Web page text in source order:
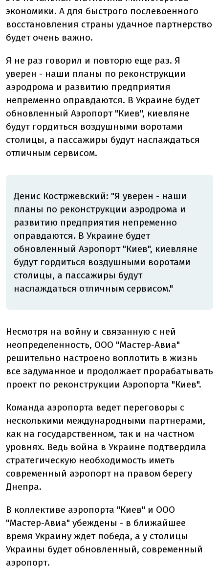
экономики. А для быстрого послевоенного
восстановления страны удачное партнерство
будет очень важно.
Я не раз говорил и повторю еще раз. Я
уверен - наши планы по реконструкции
аэродрома и развитию предприятия
непременно оправдаются. В Украине будет
обновленный Аэропорт "Киев", киевляне
будут гордиться воздушными воротами
столицы, а пассажиры будут наслаждаться
отличным сервисом.
Денис Костржевский: "Я уверен - наши
планы по реконструкции аэродрома и
развитию предприятия непременно
оправдаются. В Украине будет
обновленный Аэропорт "Киев", киевляне
будут гордиться воздушными воротами
столицы, а пассажиры будут
наслаждаться отличным сервисом."
Несмотря на войну и связанную с ней
неопределенность, ООО "Мастер-Авиа"
решительно настроено воплотить в жизнь
все задуманное и продолжает прорабатывать
проект по реконструкции Аэропорта "Киев".
Команда аэропорта ведет переговоры с
несколькими международными партнерами,
как на государственном, так и на частном
уровнях. Ведь война в Украине подтвердила
стратегическую необходимость иметь
современный аэропорт на правом берегу
Днепра.
В коллективе аэропорта "Киев" и ООО
"Мастер-Авиа" убеждены - в ближайшее
время Украину ждет победа, а у столицы
Украины будет обновленный, современный
аэропорт.